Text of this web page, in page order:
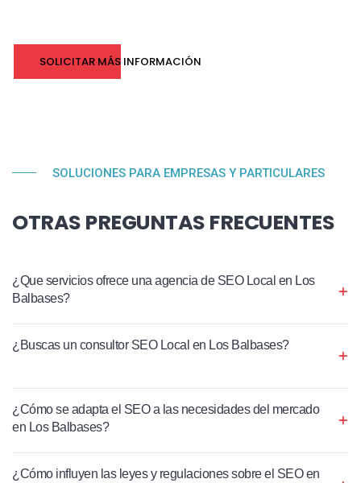
SOLICITAR MÁS INFORMACIÓN
SOLUCIONES PARA EMPRESAS Y PARTICULARES
OTRAS PREGUNTAS FRECUENTES
¿Que servicios ofrece una agencia de SEO Local en Los
Balbases?
¿Buscas un consultor SEO Local en Los Balbases?
¿Cómo se adapta el SEO a las necesidades del mercado
en Los Balbases?
¿Cómo influyen las leyes y regulaciones sobre el SEO en